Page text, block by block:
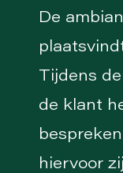
De
Tijdens
de klant
hiervoor